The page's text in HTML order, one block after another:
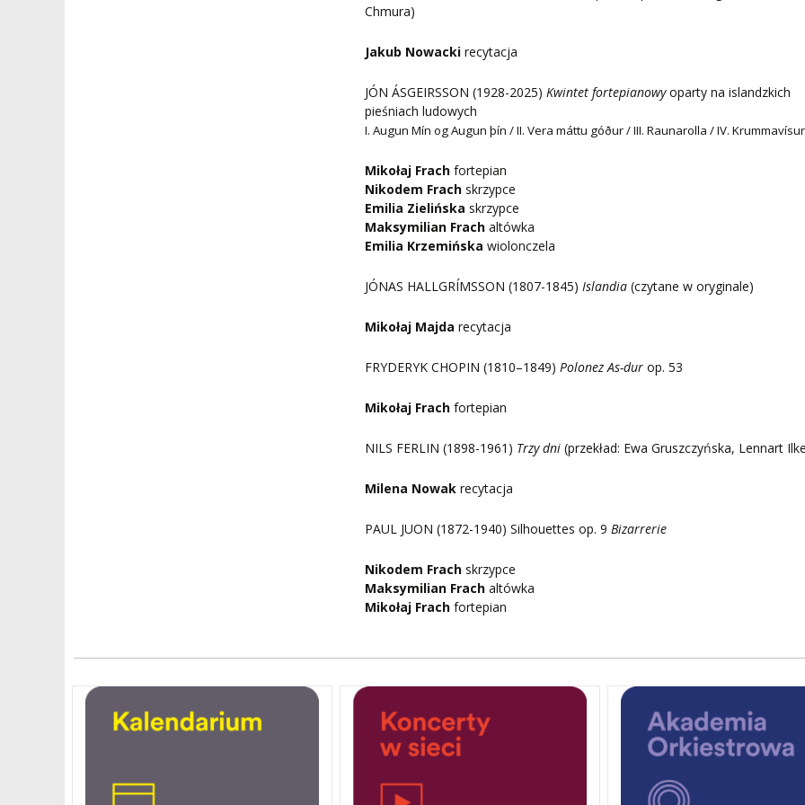
Chmura)
Jakub Nowackirecytacja
JÓN ÁSGEIRSSON (1928-2025)Kwintet fortepianowyoparty na islandzkich
pieśniach ludowych
I. Augun Mín og Augun þín / II. Vera máttu góður / III. Raunarolla / IV. Krummavísur
Mikołaj Frachfortepian
Nikodem Frachskrzypce
Emilia Zielińskaskrzypce
Maksymilian Frachaltówka
Emilia Krzemińskawiolonczela
JÓNAS HALLGRÍMSSON (1807-1845)Islandia(czytane w oryginale)
Mikołaj Majdarecytacja
FRYDERYK CHOPIN (1810–1849)Polonez As-durop. 53
Mikołaj Frachfortepian
NILS FERLIN (1898-1961) Trzy dni(przekład: Ewa Gruszczyńska, Lennart
Milena Nowakrecytacja
PAUL JUON (1872-1940) Silhouettes op. 9Bizarrerie
Nikodem Frachskrzypce
Maksymilian Frachaltówka
Mikołaj Frachfortepian